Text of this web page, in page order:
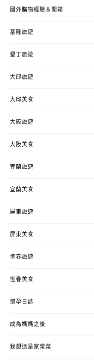
國外購物經驗＆開箱
基隆旅遊
墾丁旅遊
大邱旅遊
大邱美食
大阪旅遊
大阪美食
宜蘭旅遊
宜蘭美食
屏東旅遊
屏東美食
恆春旅遊
恆春美食
懷孕日誌
成為媽媽之後
我想這是家常菜